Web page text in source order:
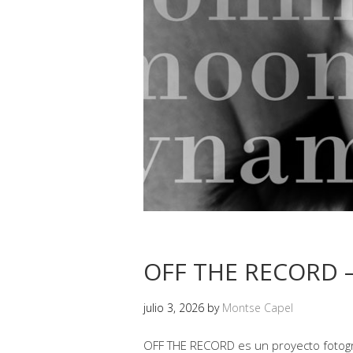
OFF THE RECORD
julio 3, 2026 by Montse Capel
OFF THE RECORD es un proyecto